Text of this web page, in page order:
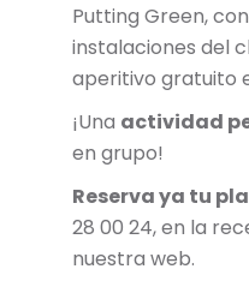
Putting Green,
instalaciones del
aperitivo gratuito
¡Una actividad
en grupo!
Reserva ya tu
28 00 24, en la
nuestra web.